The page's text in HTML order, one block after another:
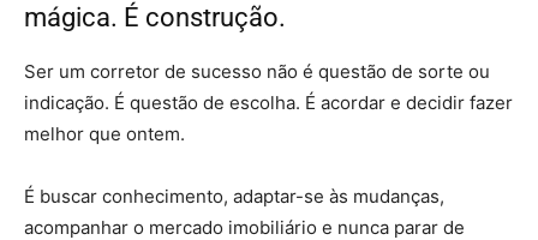
mágica. É construção.
Ser um corretor de sucesso não é questão de sorte ou
indicação. É questão de escolha. É acordar e decidir fazer
melhor que ontem.
É buscar conhecimento, adaptar-se às mudanças,
acompanhar o mercado imobiliário e nunca parar de